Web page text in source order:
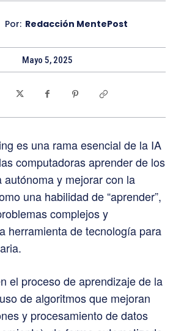
Por: Redacción MentePost
Mayo 5, 2025
es una rama esencial de la IA
computadoras aprender de los
autónoma y mejorar con la
una habilidad de “aprender”,
complejos y
herramienta de tecnología para
el proceso de aprendizaje de la
de algoritmos que mejoran
y procesamiento de datos